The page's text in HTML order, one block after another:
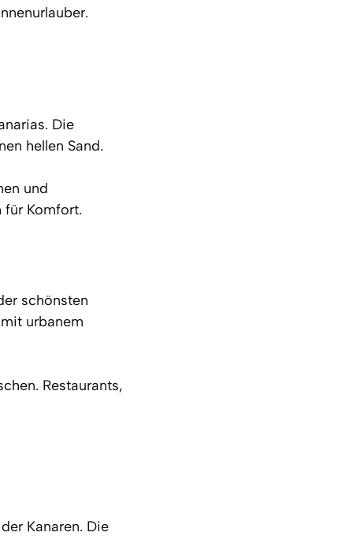
Die
hellen Sand.
und
für Komfort.
schönsten
urbanem
Restaurants,
Kanaren. Die